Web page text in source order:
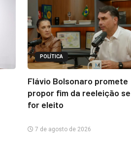
POLÍTICA
Flávio Bolsonaro promete
propor fim da reeleição se
for eleito
7 de agosto de 2026